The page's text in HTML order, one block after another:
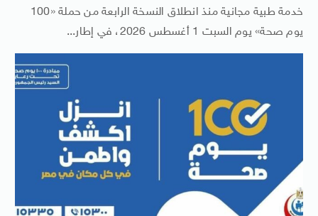
خدمة طبية مجانية منذ انطلاق النسخة الرابعة من حملة «100
يوم صحة» يوم السبت 1 أغسطس 2026، في إطار...